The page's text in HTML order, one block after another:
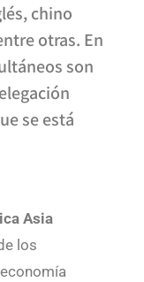
chino
otras. En
son
se está
Asia
los